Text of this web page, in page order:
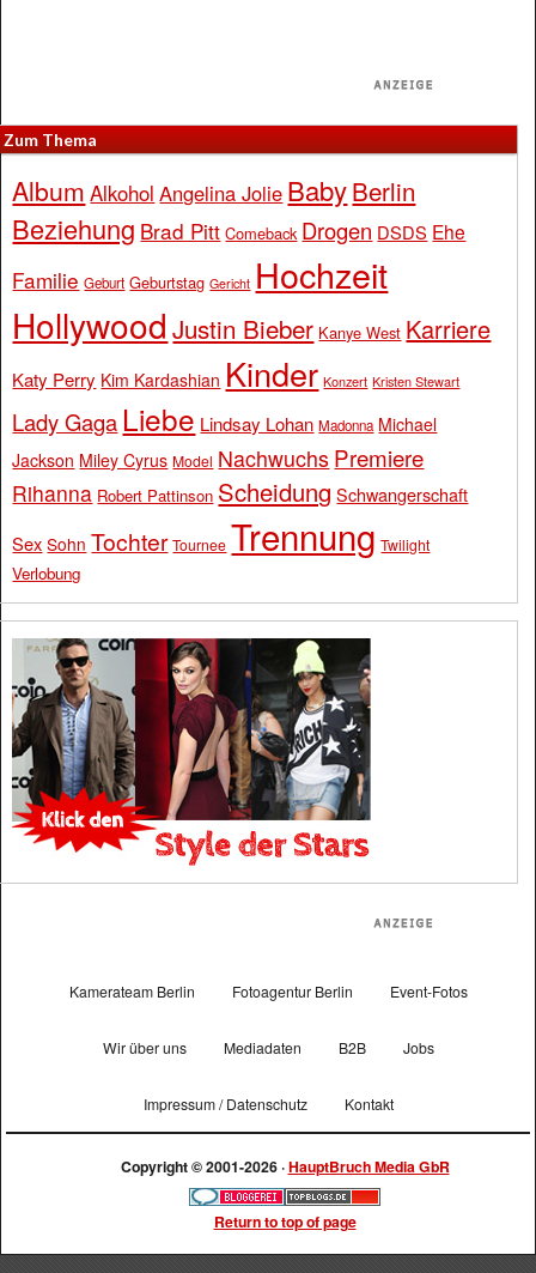
Zum Thema
Album Alkohol Angelina Jolie BabyBerlin
Beziehung Brad Pitt Comeback Drogen DSDS Ehe
Familie Geburt Geburtstag Gericht Hochzeit
Hollywood Justin Bieber Kanye West Karriere
Katy Perry Kim Kardashian Kinder Konzert Kristen Stewart
Lady Gaga Liebe Lindsay Lohan Madonna Michael
Jackson Miley Cyrus Model Nachwuchs Premiere
Rihanna Robert Pattinson Scheidung Schwangerschaft
Sex Sohn Tochter Tournee Trennung Twilight
Verlobung
Kamerateam Berlin Fotoagentur Berlin Event-Fotos
Wir über uns Mediadaten B2B Jobs
Impressum / Datenschutz Kontakt
Copyright © 2001-2026 ·HauptBruch Media GbR
Return to top of page